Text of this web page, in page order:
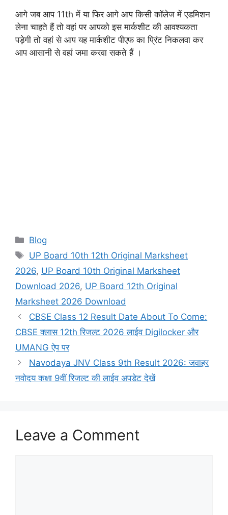
आगे जब आप 11th में या फिर आगे आप किसी कॉलेज में एडमिशन
लेना चाहते हैं तो वहां पर आपको इस मार्कशीट की आवश्यकता
पड़ेगी तो वहां से आप यह मार्कशीट पीएफ का प्रिंट निकलवा कर
आप आसानी से वहां जमा करवा सकते हैं ।
Categories
Blog
Tags
UP Board 10th 12th Original Marksheet
2026, UP Board 10th Original Marksheet
Download 2026, UP Board 12th Original
Marksheet 2026 Download
CBSE Class 12 Result Date About To Come:
CBSE क्लास 12th रिजल्ट 2026 लाईव Digilocker और
UMANG ऐप पर
Navodaya JNV Class 9th Result 2026: जवाहर
नवोदय कक्षा 9वीं रिजल्ट की लाईव अपडेट देखें
Leave a Comment